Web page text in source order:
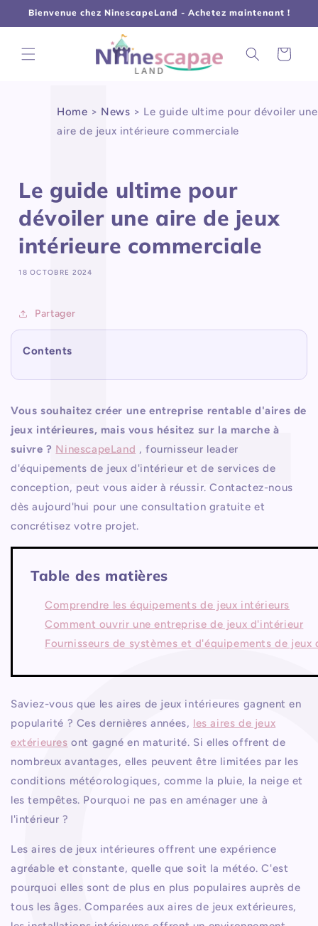
L
Γ
passer
au
Bienvenue chez NinescapeLand - Achetez maintenant !
Panier
Home > News > Le guide ultime pour dévoiler une
aire de jeux intérieure commerciale
Le guide ultime pour
dévoiler une aire de jeux
intérieure commerciale
18 OCTOBRE 2024
Partager
Contents
Vous souhaitez créer une entreprise rentable d'aires de
jeux intérieures, mais vous hésitez sur la marche à
suivre ? NinescapeLand , fournisseur leader
d'équipements de jeux d'intérieur et de services de
conception, peut vous aider à réussir. Contactez-nous
dès aujourd'hui pour une consultation gratuite et
concrétisez votre projet.
Table des matières
Comprendre les équipements de jeux intérieurs
Comment ouvrir une entreprise de jeux d'intérieur
Fournisseurs de systèmes et d'équipements de jeux
Saviez-vous que les aires de jeux intérieures gagnent en
popularité ? Ces dernières années, les aires de jeux
extérieures ont gagné en maturité. Si elles offrent de
nombreux avantages, elles peuvent être limitées par les
conditions météorologiques, comme la pluie, la neige et
les tempêtes. Pourquoi ne pas en aménager une à
l'intérieur ?
Les aires de jeux intérieures offrent une expérience
agréable et constante, quelle que soit la météo. C'est
pourquoi elles sont de plus en plus populaires auprès de
tous les âges. Comparées aux aires de jeux extérieures,